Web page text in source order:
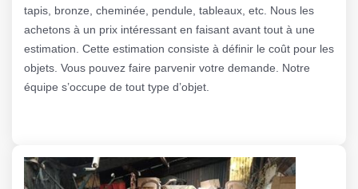
tapis, bronze, cheminée, pendule, tableaux, etc. Nous les
achetons à un prix intéressant en faisant avant tout à une
estimation. Cette estimation consiste à définir le coût pour les
objets. Vous pouvez faire parvenir votre demande. Notre
équipe s’occupe de tout type d’objet.